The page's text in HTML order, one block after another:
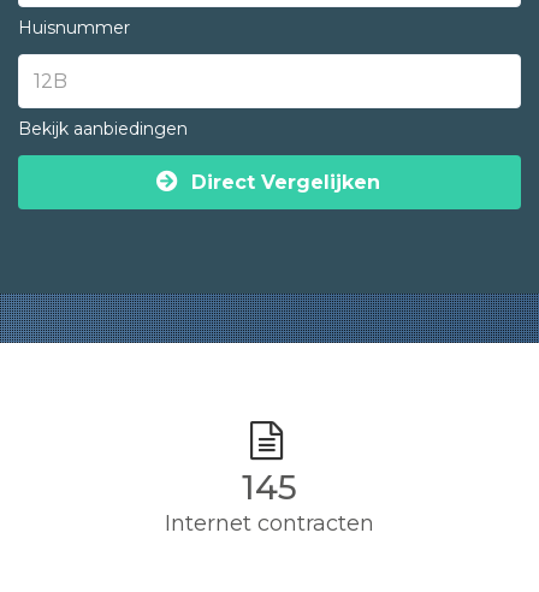
Huisnummer
Bekijk aanbiedingen
Direct Vergelijken
145
Internet contracten